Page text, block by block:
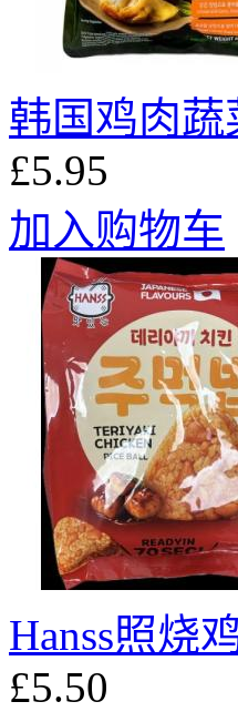
韩国鸡肉蔬
£5.95
加入购物车
Hanss照烧
£5.50